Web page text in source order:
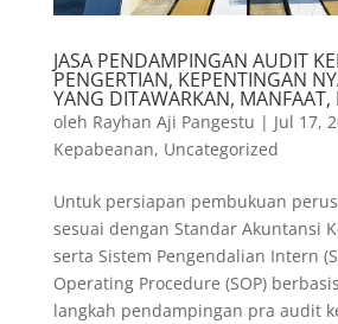
JASA PENDAMPINGAN AUDIT
PENGERTIAN, KEPENTINGAN
YANG DITAWARKAN, MANFAAT,
oleh Rayhan Aji Pangestu | Jul 17,
Kepabeanan, Uncategorized
Untuk persiapan pembukuan
sesuai dengan Standar Akuntansi
serta Sistem Pengendalian Intern
Operating Procedure (SOP)
langkah pendampingan pra audit